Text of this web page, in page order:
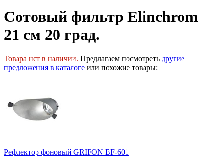
Сотовый фильтр Elinchrom
21 см 20 град.
Товара нет в наличии. Предлагаем посмотреть другие
предложения в каталоге или похожие товары:
Рефлектор фоновый GRIFON BF-601